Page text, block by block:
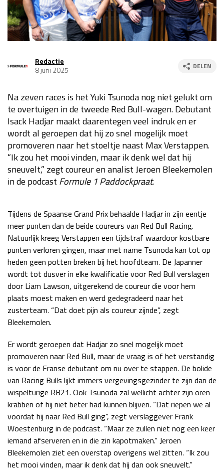
Race
za 13:00 - 15:00
Kwalificatie
za 23:00 - 00:00
Race
zo 21:00 - 23:00
GP MEXICO 2026 30 okt - 01 nov
Kwalificatie
za 22:00 - 23:00
Race
zo 21:00 - 23:00
Kwalificatie
za 19:00 - 20:00
Race
zo 18:00 - 20:00
LAS VEGAS GRAND PRIX 2026 20 - 22 nov
Kwalificatie
za 05:00 - 06:00
Race
zo 05:00 - 07:00
Kwalificatie
za 19:00 - 20:00
Race
zo 17:00 - 19:00
GP ABU DHABI 2026 04 - 06 dec
Kwalificatie
za 15:00 - 16:00
Race
zo 14:00 - 16:00
Redactie
8 juni 2025
DELEN
Na zeven races is het Yuki Tsunoda nog niet gelukt om
te overtuigen in de tweede Red Bull-wagen. Debutant
Isack Hadjar maakt daarentegen veel indruk en er
wordt al geroepen dat hij zo snel mogelijk moet
promoveren naar het stoeltje naast Max Verstappen.
“Ik zou het mooi vinden, maar ik denk wel dat hij
sneuvelt,” zegt coureur en analist Jeroen Bleekemolen
in de podcast Formule 1 Paddockpraat.
Tijdens de Spaanse Grand Prix behaalde Hadjar in zijn eentje
meer punten dan de beide coureurs van Red Bull Racing.
Natuurlijk kreeg Verstappen een tijdstraf waardoor kostbare
punten verloren gingen, maar met name Tsunoda kan tot op
heden geen potten breken bij het hoofdteam. De Japanner
wordt tot dusver in elke kwalificatie voor Red Bull verslagen
door Liam Lawson, uitgerekend de coureur die voor hem
plaats moest maken en werd gedegradeerd naar het
zusterteam. “Dat doet pijn als coureur zijnde”, zegt
Bleekemolen.
Er wordt geroepen dat Hadjar zo snel mogelijk moet
promoveren naar Red Bull, maar de vraag is of het verstandig
is voor de Franse debutant om nu over te stappen. De bolide
van Racing Bulls lijkt immers vergevingsgezinder te zijn dan de
wispelturige RB21. Ook Tsunoda zal wellicht achter zijn oren
krabben of hij niet beter had kunnen blijven. “Dat riepen we al
voordat hij naar Red Bull ging”, zegt verslaggever Frank
Woestenburg in de podcast. “Maar ze zullen niet nog een keer
iemand afserveren en in die zin kapotmaken.” Jeroen
Bleekemolen ziet een overstap overigens wel zitten. “Ik zou
het mooi vinden, maar ik denk dat hij dan ook sneuvelt.”